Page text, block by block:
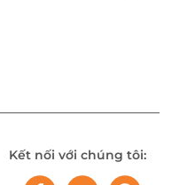
Kết nối với chúng tôi: